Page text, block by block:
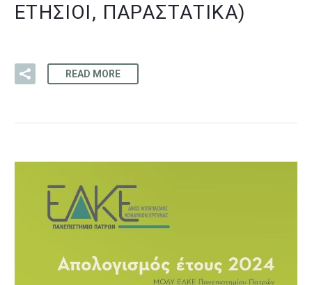
ΕΤΉΣΙΟΙ, ΠΑΡΑΣΤΑΤΙΚΆ)
READ MORE